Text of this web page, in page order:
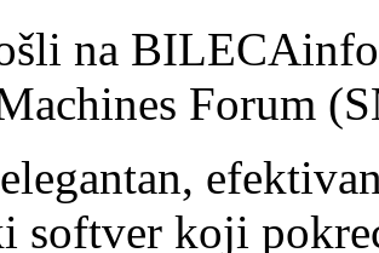
na
Forum
softver koji